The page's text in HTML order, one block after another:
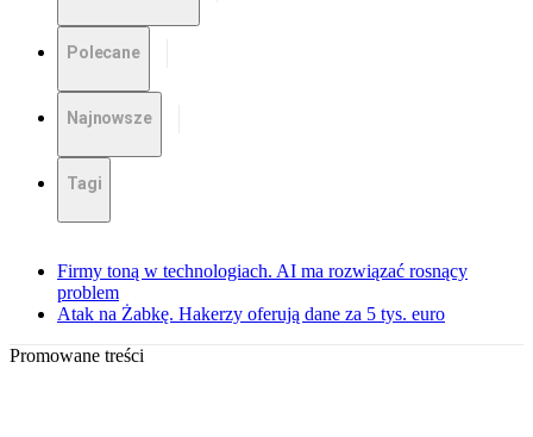
Polecane
Najnowsze
Tagi
Firmy toną w technologiach. AI ma rozwiązać rosnący
problem
Atak na Żabkę. Hakerzy oferują dane za 5 tys. euro
Promowane treści